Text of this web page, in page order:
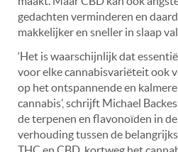
gedachten verminderen en
makkelijker en sneller in slaap
‘Het is waarschijnlijk dat
voor elke cannabisvariëteit ook
op het ontspannende en
cannabis’, schrijft Michael
de terpenen en flavonoïden in
verhouding tussen de